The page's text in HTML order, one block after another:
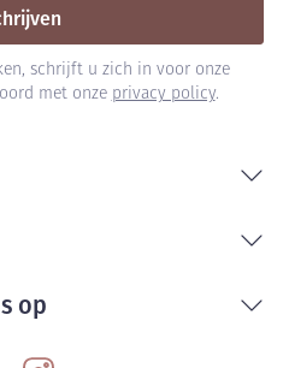
schrijft u zich in voor onze
met onze privacy policy.
op